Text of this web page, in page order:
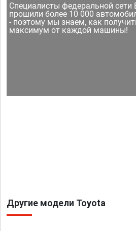
Специалисты федеральной
прошили более 10 000
- поэтому мы знаем, как
максимум от каждой машины!
Другие модели Toyota